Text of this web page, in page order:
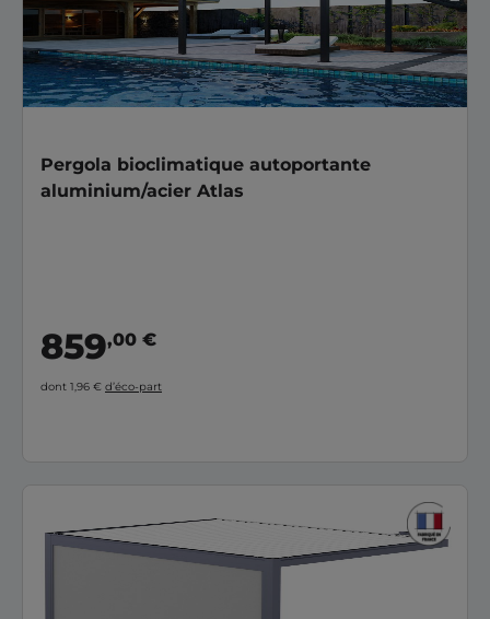
Pergola bioclimatique autoportante
aluminium/acier Atlas
859,00 €
dont 1,96 € d’éco-part